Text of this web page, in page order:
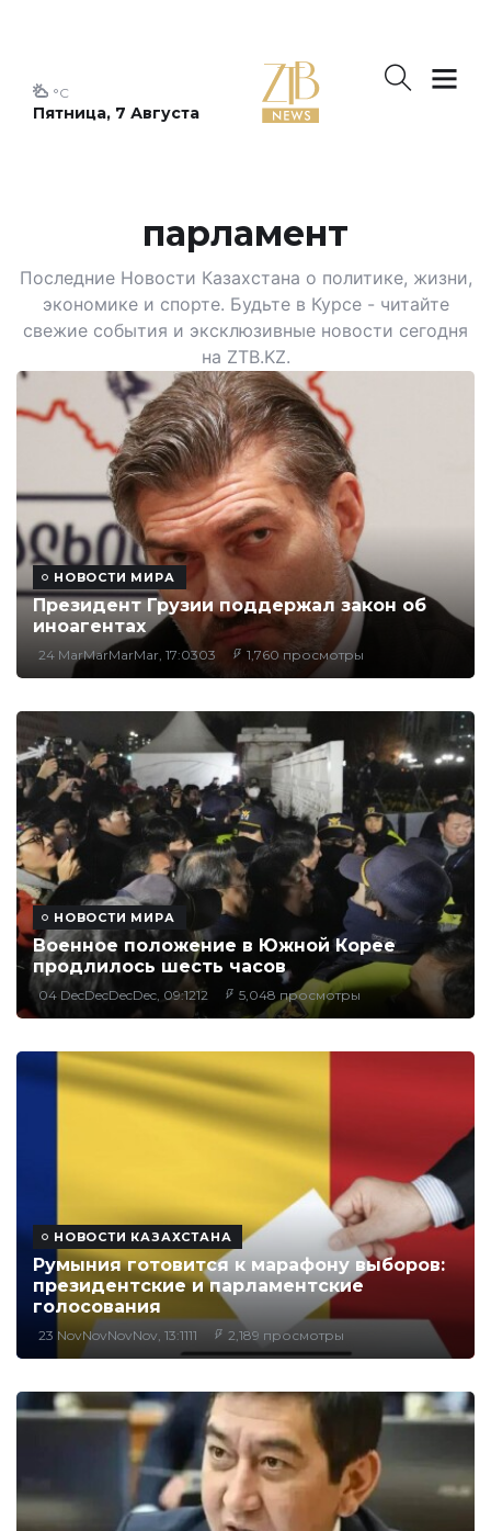
Пятница, 7 Августа
°C
парламент
Последние Новости Казахстана о политике, жизни,
экономике и спорте. Будьте в Курсе - читайте
свежие события и эксклюзивные новости сегодня
на ZTB.KZ.
НОВОСТИ МИРА
Президент Грузии поддержал закон об
иноагентах
24 MarMarMarMar, 17:0303 1,760 просмотры
НОВОСТИ МИРА
Военное положение в Южной Корее
продлилось шесть часов
04 DecDecDecDec, 09:1212 5,048 просмотры
НОВОСТИ КАЗАХСТАНА
Румыния готовится к марафону выборов:
президентские и парламентские
голосования
23 NovNovNovNov, 13:1111 2,189 просмотры